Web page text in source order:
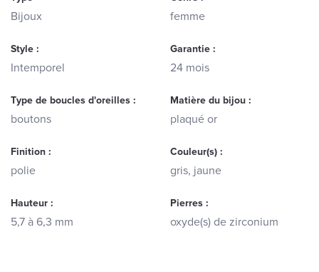
Bijoux femme
Style :
Intemporel
Garantie :
24 mois
Type de boucles d'oreilles :
boutons
Matière du bijou :
plaqué or
Finition :
polie
Couleur(s) :
gris, jaune
Hauteur :
5,7 à 6,3 mm
Pierres :
oxyde(s) de zirconium